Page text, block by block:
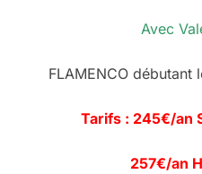
Avec
FLAMENCO débutant
Tarifs : 245€/an
257€/an